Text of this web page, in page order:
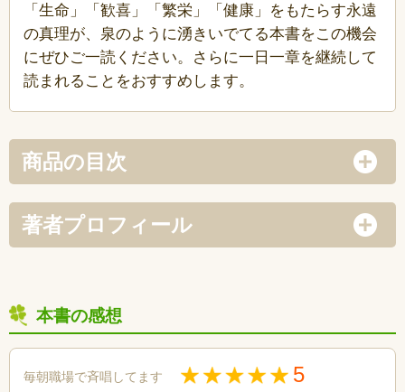
「生命」「歓喜」「繁栄」「健康」をもたらす永遠
の真理が、泉のように湧きいでてる本書をこの機会
にぜひご一読ください。さらに一日一章を継続して
読まれることをおすすめします。
商品の目次
著者プロフィール
本書の感想
毎朝職場で斉唱してます 5